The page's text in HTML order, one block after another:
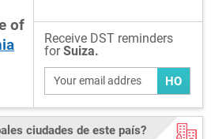
of
Receive DST reminders
forSuiza.
HO
ciudades de este país?